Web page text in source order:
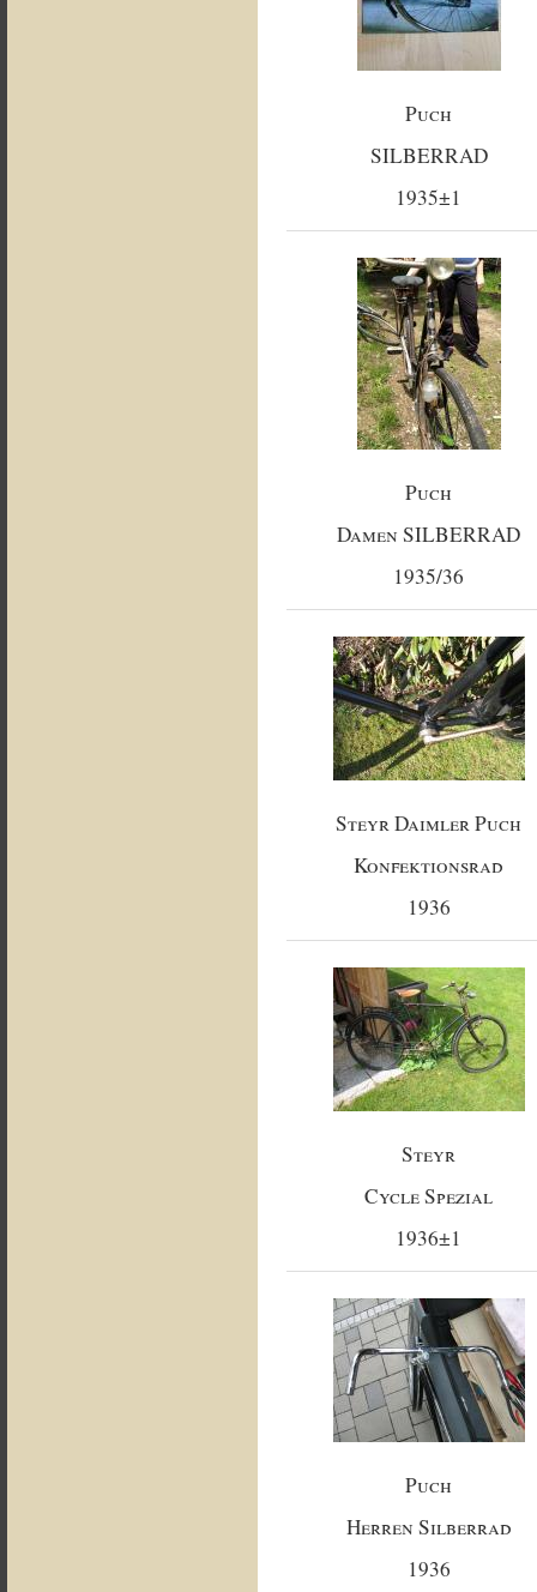
Puch
SILBERRAD
1935±1
Puch
Damen SILBERRAD
1935/36
Steyr Daimler Puch
Konfektionsrad
1936
Steyr
Cycle Spezial
1936±1
Puch
Herren Silberrad
1936